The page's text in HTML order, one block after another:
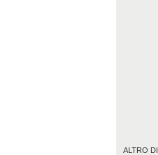
ALTRO DI